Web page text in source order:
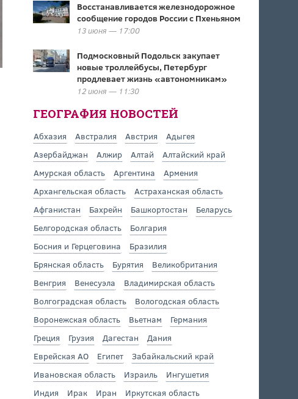
Восстанавливается железнодорожное
сообщение городов России с Пхеньяном
13 июня — 17:00
Подмосковный Подольск закупает
новые троллейбусы, Петербург
продлевает жизнь «автономникам»
12 июня — 11:30
ГЕОГРАФИЯ НОВОСТЕЙ
Абхазия Австралия Австрия
Адыгея
Азербайджан
Алжир Алтай
Алтайский край
Амурская область
Аргентина
Армения
Архангельская область
Астраханская область
Афганистан
Бахрейн Башкортостан
Беларусь
Белгородская область
Болгария
Босния и Герцеговина
Бразилия
Брянская область
Бурятия
Великобритания
Венгрия
Венесуэла
Владимирская область
Волгоградская область
Вологодская область
Воронежская область
Вьетнам
Германия
Греция
Грузия Дагестан
Дания
Еврейская АО
Египет
Забайкальский край
Ивановская область
Израиль
Ингушетия
Индия
Ирак Иран
Иркутская область